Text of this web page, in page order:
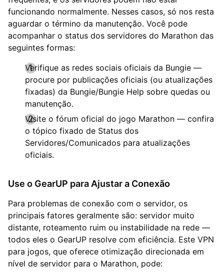
funcionando normalmente. Nesses casos, só nos resta
aguardar o término da manutenção. Você pode
acompanhar o status dos servidores do Marathon das
seguintes formas:
Verifique as redes sociais oficiais da Bungie —
procure por publicações oficiais (ou atualizações
fixadas) da Bungie/Bungie Help sobre quedas ou
manutenção.
Visite o fórum oficial do jogo Marathon — confira
o tópico fixado de Status dos
Servidores/Comunicados para atualizações
oficiais.
Use o GearUP para Ajustar a Conexão
Para problemas de conexão com o servidor, os
principais fatores geralmente são: servidor muito
distante, roteamento ruim ou instabilidade na rede —
todos eles o GearUP resolve com eficiência. Este VPN
para jogos, que oferece otimização direcionada em
nível de servidor para o Marathon, pode: